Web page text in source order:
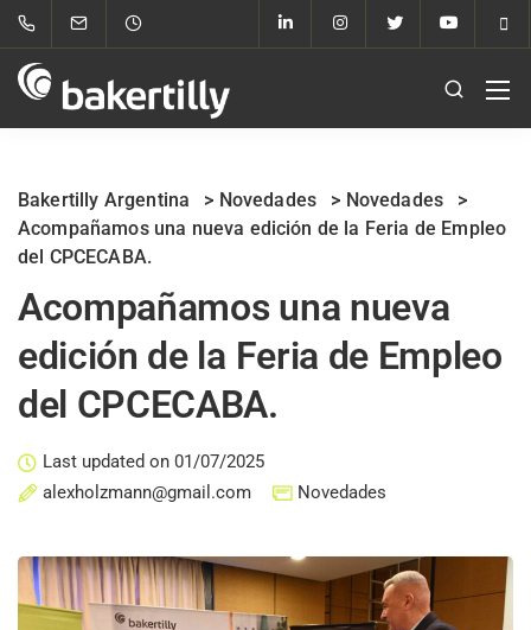
Bakertilly Argentina > Novedades > Novedades
>
Acompañamos una nueva edición de la Feria de Empleo
del CPCECABA.
Acompañamos una nueva
edición de la Feria de Empleo
del CPCECABA.
Last updated on 01/07/2025
alexholzmann@gmail.com
Novedades